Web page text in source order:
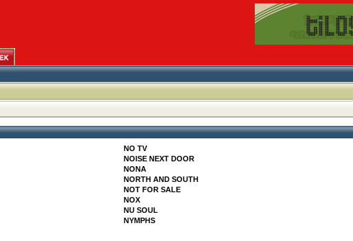
NO TV
NOISE NEXT DOOR
NONA
NORTH AND SOUTH
NOT FOR SALE
NOX
NU SOUL
NYMPHS